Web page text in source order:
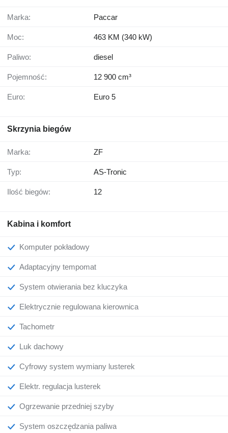
Marka: Paccar
Moc: 463 KM (340 kW)
Paliwo: diesel
Pojemność: 12 900 cm³
Euro: Euro 5
Skrzynia biegów
Marka: ZF
Typ: AS-Tronic
Ilość biegów: 12
Kabina i komfort
Komputer pokładowy
Adaptacyjny tempomat
System otwierania bez kluczyka
Elektrycznie regulowana kierownica
Tachometr
Luk dachowy
Cyfrowy system wymiany lusterek
Elektr. regulacja lusterek
Ogrzewanie przedniej szyby
System oszczędzania paliwa